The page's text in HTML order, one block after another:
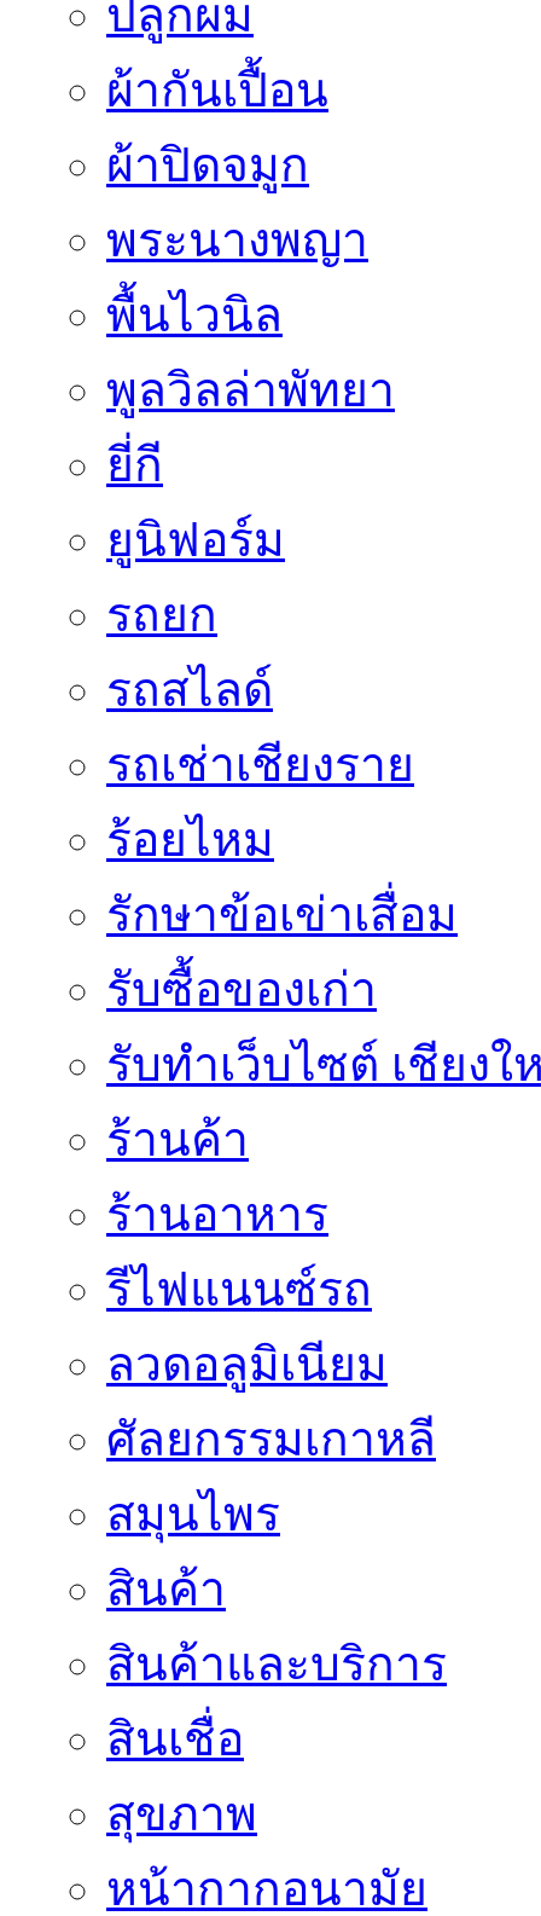
ปลูกผม
ผ้ากันเปื้อน
ผ้าปิดจมูก
พระนางพญา
พื้นไวนิล
พูลวิลล่าพัทยา
ยี่กี
ยูนิฟอร์ม
รถยก
รถสไลด์
รถเช่าเชียงราย
ร้อยไหม
รักษาข้อเข่าเสื่อม
รับซื้อของเก่า
รับทำเว็บไซต์ เชียงใ
ร้านค้า
ร้านอาหาร
รีไฟแนนซ์รถ
ลวดอลูมิเนียม
ศัลยกรรมเกาหลี
สมุนไพร
สินค้า
สินค้าและบริการ
สินเชื่อ
สุขภาพ
หน้ากากอนามัย